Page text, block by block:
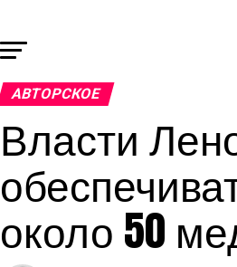
АВТОРСКОЕ
Власти
около 50